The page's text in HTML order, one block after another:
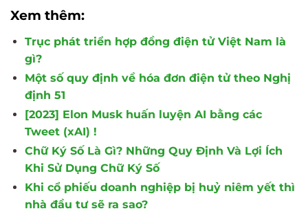
Xem thêm:
Trục phát triển hợp đồng điện tử Việt Nam là
gì?
Một số quy định về hóa đơn điện tử theo Nghị
định 51
[2023] Elon Musk huấn luyện AI bằng các
Tweet (xAI) !
Chữ Ký Số Là Gì? Những Quy Định Và Lợi Ích
Khi Sử Dụng Chữ Ký Số
Khi cổ phiếu doanh nghiệp bị huỷ niêm yết thì
nhà đầu tư sẽ ra sao?